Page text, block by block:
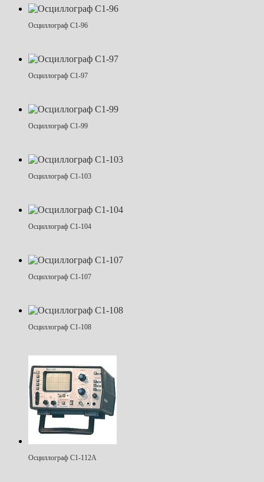
Осциллограф С1-96
Осциллограф С1-97
Осциллограф С1-99
Осциллограф С1-103
Осциллограф С1-104
Осциллограф С1-107
Осциллограф С1-108
Осциллограф С1-112А